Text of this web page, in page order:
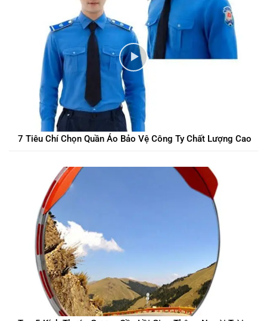
7 Tiêu Chí Chọn Quần Áo Bảo Vệ Công Ty Chất Lượng Cao